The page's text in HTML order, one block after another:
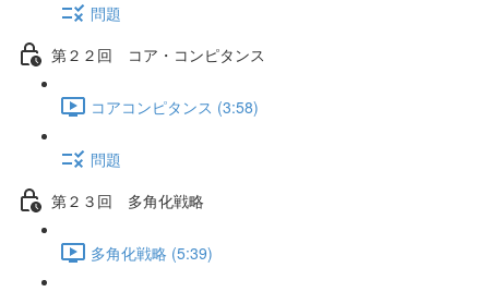
問題
第２２回 コア・コンピタンス
コアコンピタンス (3:58)
問題
第２３回 多角化戦略
多角化戦略 (5:39)